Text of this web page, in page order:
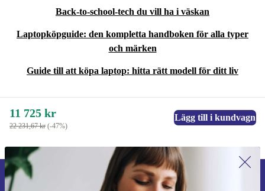
Back-to-school-tech du vill ha i väskan
Laptopköpguide: den kompletta handboken för alla typer
och märken
Guide till att köpa laptop: hitta rätt modell för ditt liv
11 725 kr
22 231,67 kr (-47%)
Lägg till i kundvagn
Anmäl dig till vårt nyhetsbrev för